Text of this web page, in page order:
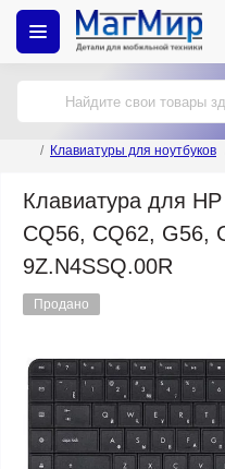
Клавиатуры для ноутбуков
Клавиатура для
CQ56, CQ62, G56,
9Z.N4SSQ.00R
Продано